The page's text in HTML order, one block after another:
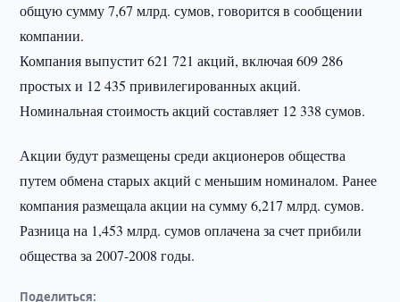
общую сумму 7,67 млрд. сумов, говорится в сообщении
компании.
Компания выпустит 621 721 акций, включая 609 286
простых и 12 435 привилегированных акций.
Номинальная стоимость акций составляет 12 338 сумов.
Акции будут размещены среди акционеров общества
путем обмена старых акций с меньшим номиналом. Ранее
компания размещала акции на сумму 6,217 млрд. сумов.
Разница на 1,453 млрд. сумов оплачена за счет прибили
общества за 2007-2008 годы.
Поделиться: